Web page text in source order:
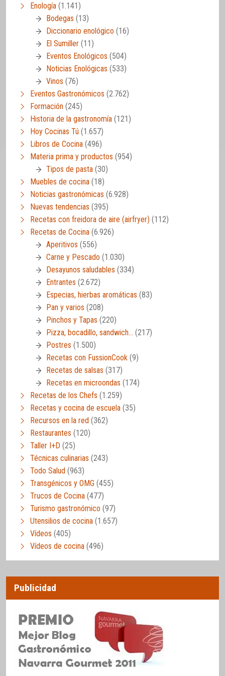
Enología (1.141)
Bodegas (13)
Diccionario enológico (16)
El Sumiller (11)
Eventos Enológicos (504)
Noticias Enológicas (533)
Vinos (76)
Eventos Gastronómicos (2.762)
Formación (245)
Historia de la gastronomía (121)
Hoy Cocinas Tú (1.657)
Libros de Cocina (496)
Materia prima y productos (954)
Tipos de pasta (30)
Muebles de cocina (18)
Noticias gastronómicas (6.928)
Nuevas tendencias (395)
Recetas con freidora de aire (airfryer) (112)
Recetas de Cocina (6.926)
Aperitivos (556)
Carne y Pescado (1.030)
Desayunos saludables (334)
Entrantes (2.672)
Especias, hierbas aromáticas (83)
Pan y varios (208)
Pinchos y Tapas (220)
Pizza, bocadillo, sandwich… (217)
Postres (1.500)
Recetas con FussionCook (9)
Recetas de salsas (317)
Recetas en microondas (174)
Recetas de los Chefs (1.259)
Recetas y cocina de escuela (35)
Recursos en la red (362)
Restaurantes (120)
Taller I+D (25)
Técnicas culinarias (243)
Todo Salud (963)
Transgénicos y OMG (455)
Trucos de Cocina (477)
Turismo gastronómico (97)
Utensilios de cocina (1.657)
Vídeos (405)
Vídeos de cocina (496)
Publicidad